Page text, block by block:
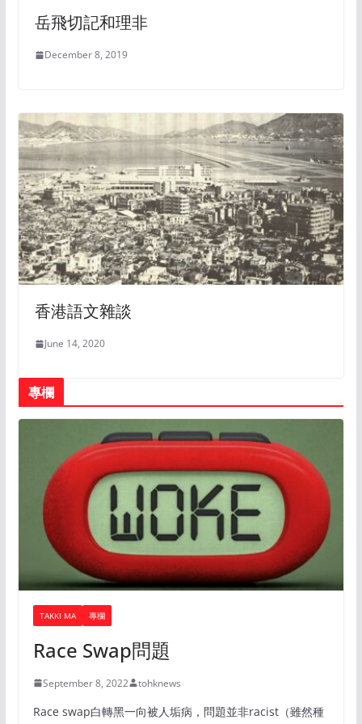
岳飛切記和理非
December 8, 2019
香港語文雜談
June 14, 2020
專欄
TAKKI MA 專欄
Race Swap問題
September 8, 2022 tohknews
Race swap白轉黑一向被人垢病，問題並非racist（雖然種